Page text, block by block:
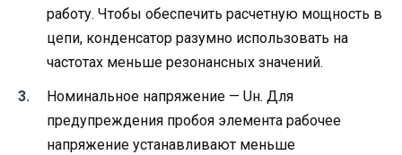
работу. Чтобы обеспечить расчетную мощность в
цепи, конденсатор разумно использовать на
частотах меньше резонансных значений.
Номинальное напряжение — Uн. Для
предупреждения пробоя элемента рабочее
напряжение устанавливают меньше